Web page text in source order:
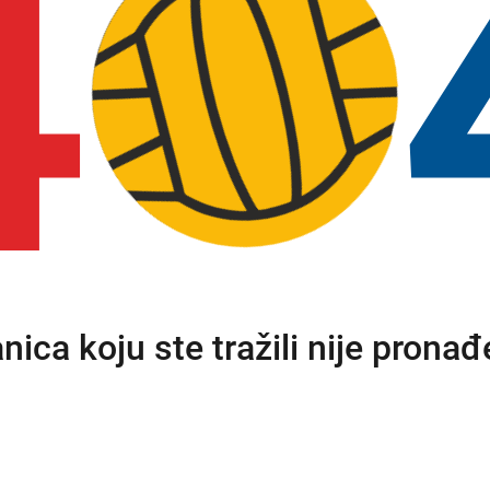
koju ste tražili nije